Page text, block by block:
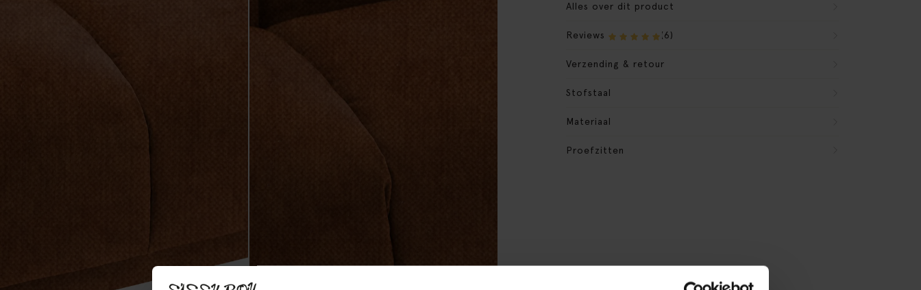
Alles over dit product
Reviews (6)
Verzending & retour
Stofstaal
Materiaal
Proefzitten